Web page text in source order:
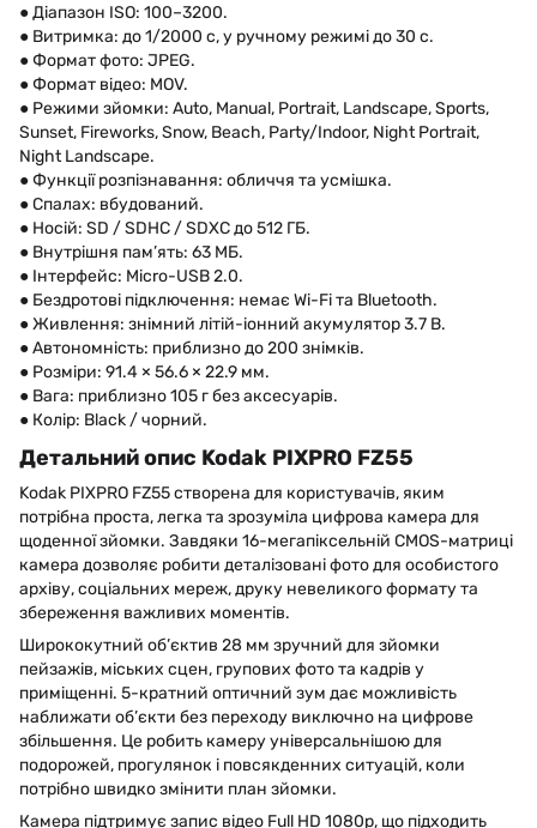
● Діапазон ISO: 100–3200.
● Витримка: до 1/2000 с, у ручному режимі до 30 с.
● Формат фото: JPEG.
● Формат відео: MOV.
● Режими зйомки: Auto, Manual, Portrait, Landscape, Sports,
Sunset, Fireworks, Snow, Beach, Party/Indoor, Night Portrait,
Night Landscape.
● Функції розпізнавання: обличчя та усмішка.
● Спалах: вбудований.
● Носій: SD / SDHC / SDXC до 512 ГБ.
● Внутрішня пам’ять: 63 МБ.
● Інтерфейс: Micro-USB 2.0.
● Бездротові підключення: немає Wi-Fi та Bluetooth.
● Живлення: знімний літій-іонний акумулятор 3.7 В.
● Автономність: приблизно до 200 знімків.
● Розміри: 91.4 × 56.6 × 22.9 мм.
● Вага: приблизно 105 г без аксесуарів.
● Колір: Black / чорний.
Детальний опис Kodak PIXPRO FZ55
Kodak PIXPRO FZ55 створена для користувачів, яким
потрібна проста, легка та зрозуміла цифрова камера для
щоденної зйомки. Завдяки 16-мегапіксельній CMOS-матриці
камера дозволяє робити деталізовані фото для особистого
архіву, соціальних мереж, друку невеликого формату та
збереження важливих моментів.
Ширококутний об’єктив 28 мм зручний для зйомки
пейзажів, міських сцен, групових фото та кадрів у
приміщенні. 5-кратний оптичний зум дає можливість
наближати об’єкти без переходу виключно на цифрове
збільшення. Це робить камеру універсальнішою для
подорожей, прогулянок і повсякденних ситуацій, коли
потрібно швидко змінити план зйомки.
Камера підтримує запис відео Full HD 1080p, що підходить